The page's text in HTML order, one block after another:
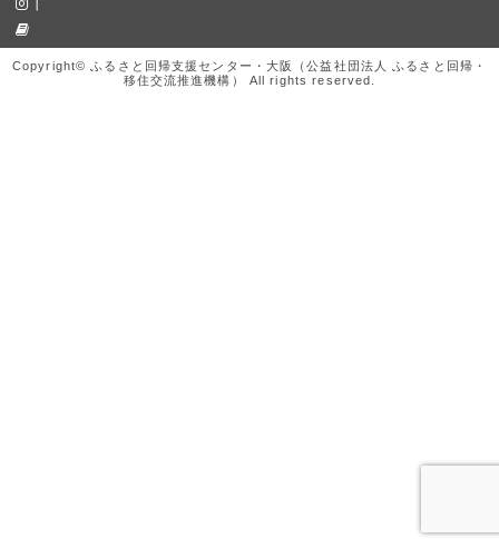
Copyright© ふるさと回帰支援センター・大阪（公益社団法人 ふるさと回帰・
移住交流推進機構） All rights reserved.